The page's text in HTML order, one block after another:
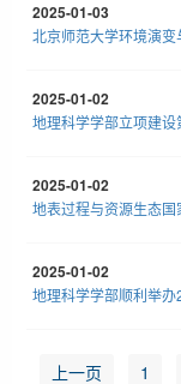
2025-01-03
北京师范大学环境演
2025-01-02
地理科学学部立项建设
2025-01-02
地表过程与资源生态
2025-01-02
地理科学学部顺利举
上一页 1